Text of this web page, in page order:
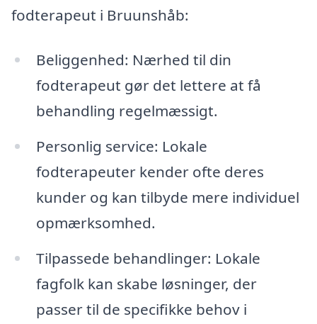
fodterapeut i Bruunshåb:
Beliggenhed: Nærhed til din
fodterapeut gør det lettere at få
behandling regelmæssigt.
Personlig service: Lokale
fodterapeuter kender ofte deres
kunder og kan tilbyde mere individuel
opmærksomhed.
Tilpassede behandlinger: Lokale
fagfolk kan skabe løsninger, der
passer til de specifikke behov i